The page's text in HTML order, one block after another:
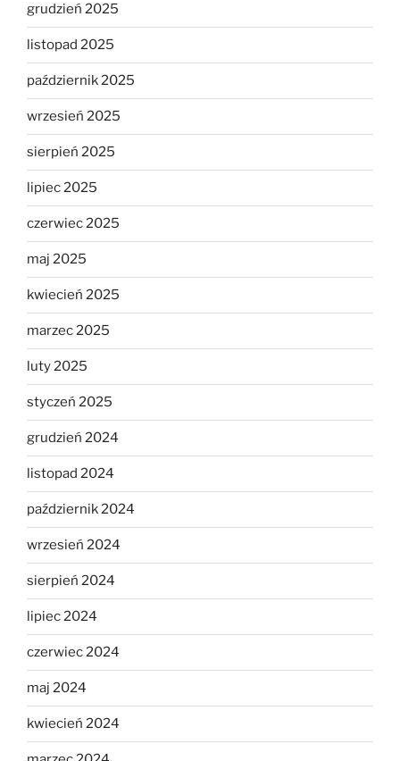
grudzień 2025
listopad 2025
październik 2025
wrzesień 2025
sierpień 2025
lipiec 2025
czerwiec 2025
maj 2025
kwiecień 2025
marzec 2025
luty 2025
styczeń 2025
grudzień 2024
listopad 2024
październik 2024
wrzesień 2024
sierpień 2024
lipiec 2024
czerwiec 2024
maj 2024
kwiecień 2024